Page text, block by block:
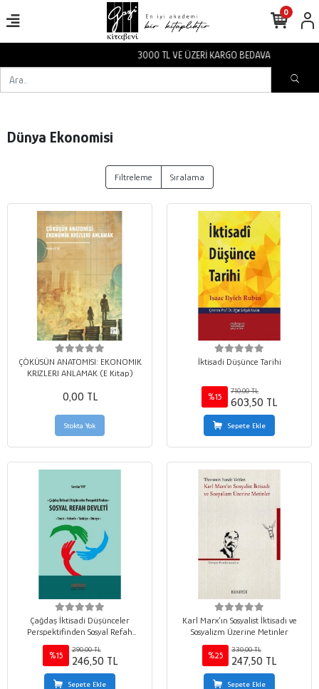
3000 TL VE ÜZERİ KARGO BEDAVA
0
Dünya Ekonomisi
Filtreleme Sıralama
ÇÖKÜSÜN ANATOMISI: EKONOMIK
KRIZLERI ANLAMAK (E Kitap)
0,00 TL
Stokta Yok
İktisadi Düşünce Tarihi
%15
710,00 TL
603,50 TL
Sepete Ekle
Çağdaş İktisadi Düşünceler
Perspektifinden Sosyal Refah
Devleti
%15
290,00 TL
246,50 TL
Sepete Ekle
Karl Marx’ın Sosyalist İktisadı ve
Sosyalizm Üzerine Metinler
%25
330,00 TL
247,50 TL
Sepete Ekle